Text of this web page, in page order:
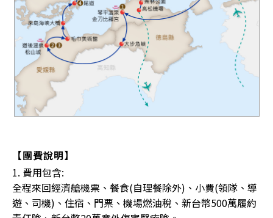
【團費說明】
1. 費用包含:
全程來回經濟艙機票、餐食(自理餐除外)、小費(領隊、導
遊、司機)、住宿、門票、機場燃油稅、新台幣500萬履約